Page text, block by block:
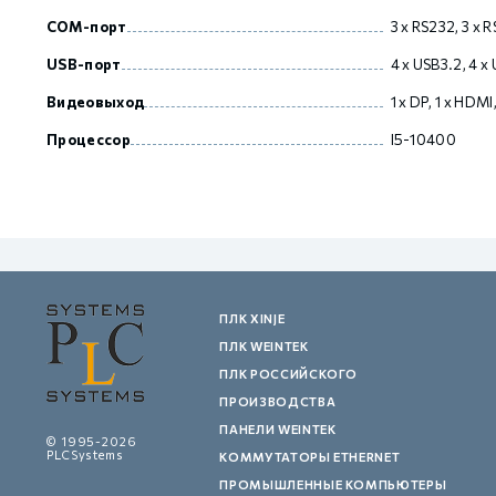
COM-порт 3 x RS232, 3 x
USB-порт 4 х USB3.2, 4 х
Видеовыход 1 x DP, 1 х
Процессор I5-10400
© 1995-2026
PLCSystems
ПЛК XINJE
ПЛК WEINTEK
ПЛК РОССИЙСКОГО
ПРОИЗВОДСТВА
ПАНЕЛИ WEINTEK
КОММУТАТОРЫ ETHERNET
ПРОМЫШЛЕННЫЕ КОМПЬЮТЕРЫ
GCAN